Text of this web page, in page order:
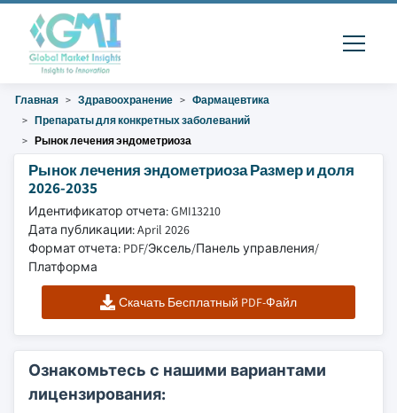
Главная Здравоохранение
Фармацевтика
Препараты для конкретных заболеваний
Рынок лечения эндометриоза
Рынок лечения эндометриоза Размер и доля
2026-2035
Идентификатор отчета: GMI13210
Дата публикации: April 2026
Формат отчета: PDF/Эксель/Панель управления/
Платформа
Скачать Бесплатный PDF-Файл
Ознакомьтесь с нашими вариантами
лицензирования: